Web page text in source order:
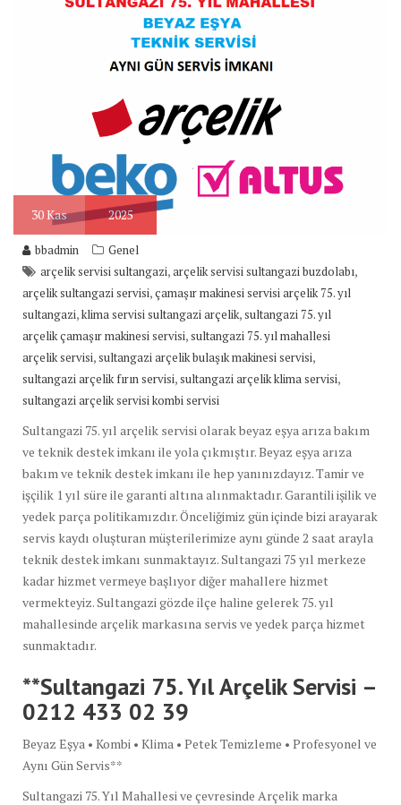
30Kas 2025
bbadmin
Genel
arçelik servisi sultangazi,arçelik servisi sultangazi buzdolabı,
arçelik sultangazi servisi,çamaşır makinesi servisi arçelik 75. yıl
sultangazi,klima servisi sultangazi arçelik,sultangazi 75. yıl
arçelik çamaşır makinesi servisi,sultangazi 75. yıl mahallesi
arçelik servisi,sultangazi arçelik bulaşık makinesi servisi,
sultangazi arçelik fırın servisi,sultangazi arçelik klima servisi,
sultangazi arçelik servisi kombi servisi
Sultangazi 75. yıl arçelik servisi olarak beyaz eşya arıza bakım
ve teknik destek imkanı ile yola çıkmıştır. Beyaz eşya arıza
bakım ve teknik destek imkanı ile hep yanınızdayız. Tamir ve
işçilik 1 yıl süre ile garanti altına alınmaktadır. Garantili işilik ve
yedek parça politikamızdır. Önceliğimiz gün içinde bizi arayarak
servis kaydı oluşturan müşterilerimize aynı günde 2 saat arayla
teknik destek imkanı sunmaktayız. Sultangazi 75 yıl merkeze
kadar hizmet vermeye başlıyor diğer mahallere hizmet
vermekteyiz. Sultangazi gözde ilçe haline gelerek 75. yıl
mahallesinde arçelik markasına servis ve yedek parça hizmet
sunmaktadır.
**Sultangazi 75. Yıl Arçelik Servisi –
0212 433 02 39
Beyaz Eşya • Kombi • Klima • Petek Temizleme • Profesyonel ve
Aynı Gün Servis**
Sultangazi 75. Yıl Mahallesi ve çevresinde Arçelik marka